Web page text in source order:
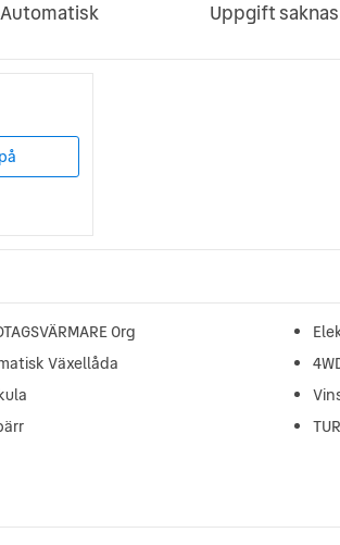
Automatisk Uppgift saknas
Org
Växellåda